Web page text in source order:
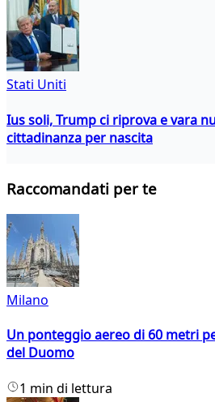
Stati Uniti
Ius soli, Trump ci riprova e vara
cittadinanza per nascita
Raccomandati per te
Milano
Un ponteggio aereo di 60 metri
del Duomo
1 min di lettura